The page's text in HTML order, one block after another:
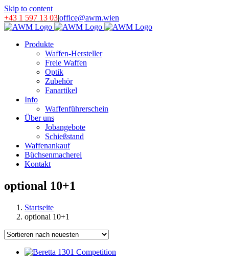
Skip to content
+43 1 597 13 03|office@awm.wien
Produkte
Waffen-Hersteller
Freie Waffen
Optik
Zubehör
Fanartikel
Info
Waffenführerschein
Über uns
Jobangebote
Schießstand
Waffenankauf
Büchsenmacherei
Kontakt
optional 10+1
Startseite
optional 10+1